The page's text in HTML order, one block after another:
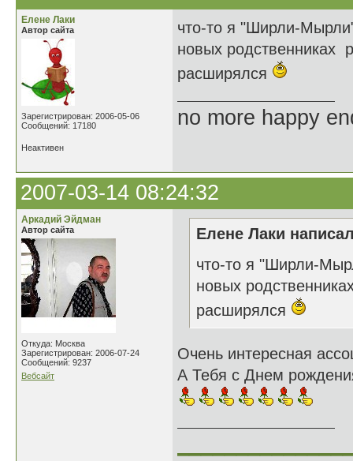
Елене Лаки
Автор сайта
Зарегистрирован: 2006-05-06
Сообщений: 17180
что-то я "Ширли-
новых родственниках
расширялся
no more happy
Неактивен
2007-03-14 08:24:32
Аркадий Эйдман
Автор сайта
Откуда: Москва
Зарегистрирован: 2006-07-24
Сообщений: 9237
Вебсайт
Елене Лаки
что-то я "Ширли-
новых
расширялся
Очень интересная
А Тебя с Днем